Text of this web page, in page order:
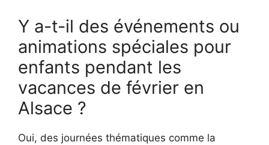
Y a-t-il des événements ou
animations spéciales pour
enfants pendant les
vacances de février en
Alsace ?
Oui, des journées thématiques comme la